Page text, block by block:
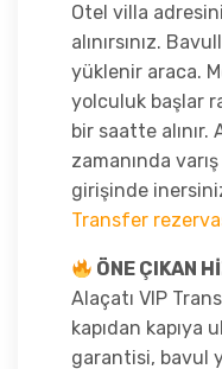
Otel villa
alınırsınız.
yüklenir araca.
yolculuk başlar
bir saatte alınır.
zamanında
girişinde
Transfer
ÖNE ÇIKAN
Alaçatı VIP
kapıdan kapıya
garantisi, bavul